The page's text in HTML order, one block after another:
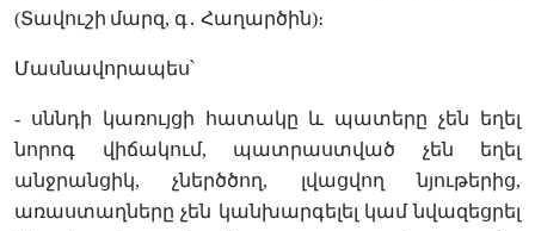
(Տավուշի մարզ, գ ․ Հաղարծին)։
Մասնավորապես՝
- սննդի կառույցի հատակը և պատերը չեն եղել
նորոգ վիճակում, պատրաստված չեն եղել
անջրանցիկ, չներծծող, լվացվող նյութերից,
առաստաղները չեն կանխարգելել կամ նվազեցրել